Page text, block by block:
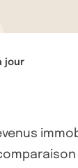
jour